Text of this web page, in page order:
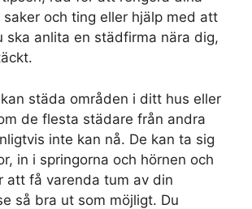
och ting eller hjälp med att
ska anlita en städfirma nära dig,
städa områden i ditt hus eller
de flesta städare från andra
inte kan nå. De kan ta sig
in i springorna och hörnen och
att få varenda tum av din
så bra ut som möjligt. Du